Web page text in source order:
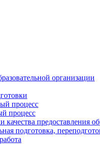
организации
процесс
процесс
качества предоставления
подготовка,